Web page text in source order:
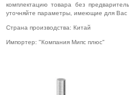
комплектацию товара без
уточняйте параметры, имеющие для Вас
Страна производства: Китай
Импортер: "Компания Мипс плюс"